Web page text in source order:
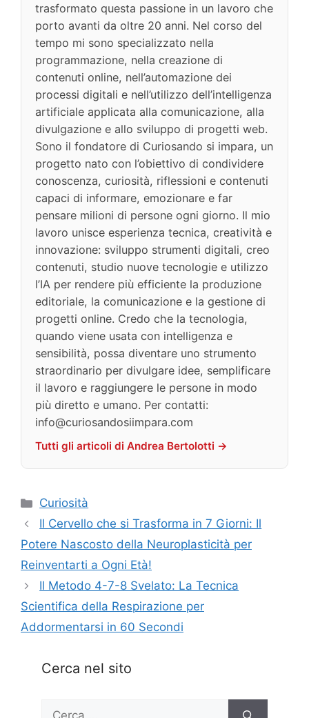
trasformato questa passione in un lavoro che
porto avanti da oltre 20 anni. Nel corso del
tempo mi sono specializzato nella
programmazione, nella creazione di
contenuti online, nell’automazione dei
processi digitali e nell’utilizzo dell’intelligenza
artificiale applicata alla comunicazione, alla
divulgazione e allo sviluppo di progetti web.
Sono il fondatore di Curiosando si impara, un
progetto nato con l’obiettivo di condividere
conoscenza, curiosità, riflessioni e contenuti
capaci di informare, emozionare e far
pensare milioni di persone ogni giorno. Il mio
lavoro unisce esperienza tecnica, creatività e
innovazione: sviluppo strumenti digitali, creo
contenuti, studio nuove tecnologie e utilizzo
l’IA per rendere più efficiente la produzione
editoriale, la comunicazione e la gestione di
progetti online. Credo che la tecnologia,
quando viene usata con intelligenza e
sensibilità, possa diventare uno strumento
straordinario per divulgare idee, semplificare
il lavoro e raggiungere le persone in modo
più diretto e umano. Per contatti:
info@curiosandosiimpara.com
Tutti gli articoli di Andrea Bertolotti →
Categorie
Curiosità
Il Cervello che si Trasforma in 7 Giorni: Il
Potere Nascosto della Neuroplasticità per
Reinventarti a Ogni Età!
Il Metodo 4-7-8 Svelato: La Tecnica
Scientifica della Respirazione per
Addormentarsi in 60 Secondi
Cerca nel sito
Ricerca